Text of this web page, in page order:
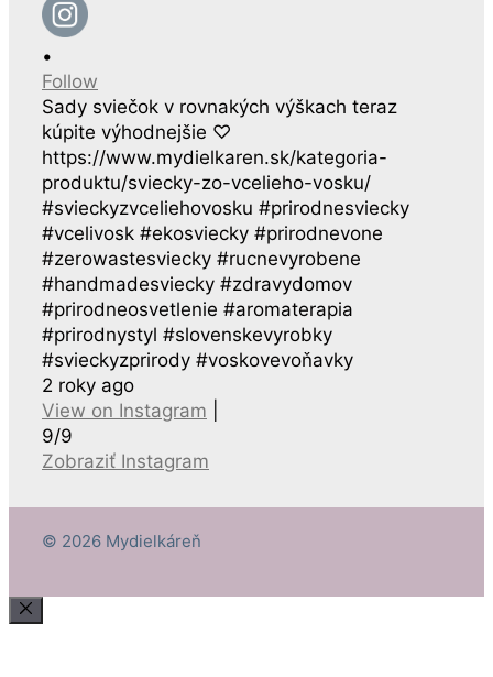
•
Follow
Sady sviečok v rovnakých výškach teraz
kúpite výhodnejšie ♡
https://www.mydielkaren.sk/kategoria-
produktu/sviecky-zo-vcelieho-vosku/
#svieckyzvceliehovosku #prirodnesviecky
#vcelivosk #ekosviecky #prirodnevone
#zerowastesviecky #rucnevyrobene
#handmadesviecky #zdravydomov
#prirodneosvetlenie #aromaterapia
#prirodnystyl #slovenskevyrobky
#svieckyzprirody #voskovevoňavky
2 roky ago
View on Instagram
9/9
Zobraziť Instagram
© 2026 Mydielkáreň
Close